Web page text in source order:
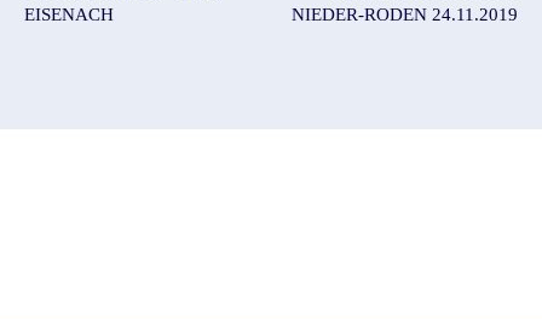
EISENACH
NIEDER-RODEN 24.11.2019